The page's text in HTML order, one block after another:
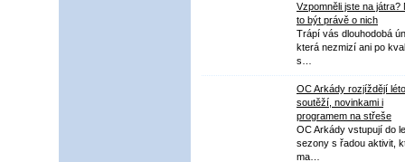
Vzpomněli jste na játra?
to být právě o nich
Trápí vás dlouhodobá
která nezmizí ani po
s…
OC Arkády rozjíždějí léto
soutěží, novinkami i
programem na střeše
OC Arkády vstupují do
sezony s řadou aktivit,
ma…